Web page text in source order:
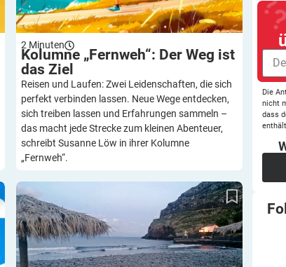
2 Minuten
Kolumne „Fernweh“: Der Weg ist
das Ziel
Reisen und Laufen: Zwei Leidenschaften, die sich
perfekt verbinden lassen. Neue Wege entdecken,
sich treiben lassen und Erfahrungen sammeln –
das macht jede Strecke zum kleinen Abenteuer,
schreibt Susanne Löw in ihrer Kolumne
„Fernweh“.
Surf-Urlaub – „Salty and Sweet“
Die
nicht
dass
enthält.